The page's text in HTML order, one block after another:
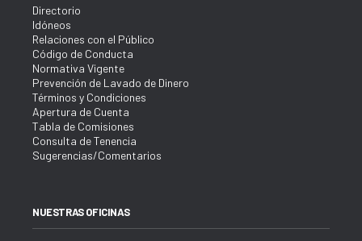
Directorio
Idóneos
Relaciones con el Público
Código de Conducta
Normativa Vigente
Prevención de Lavado de Dinero
Términos y Condiciones
Apertura de Cuenta
Tabla de Comisiones
Consulta de Tenencia
Sugerencias/Comentarios
NUESTRAS OFICINAS